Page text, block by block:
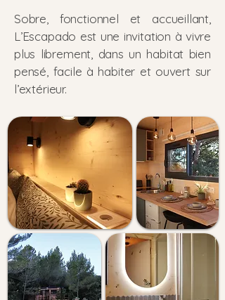
Sobre, fonctionnel et accueillant,
L’Escapado est une invitation à vivre
plus librement, dans un habitat bien
pensé, facile à habiter et ouvert sur
l’extérieur.